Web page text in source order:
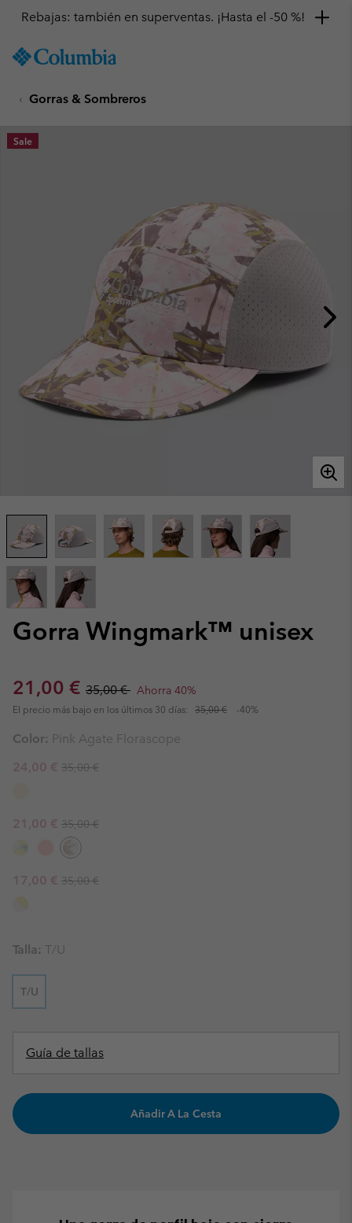
TO
SKIP
MAIN
NAV
Rebajas: también en superventas. ¡Hasta el -50 %!
Gorras & Sombreros
Gorra Wingmark™ unisex
Sale price:
21,00 € Regular price:
35,00 € Ahorra 40%
El precio más bajo en los últimos 30 días: 35,00 € -40%
Sale
Color: Pink Agate Florascope
Sale price:
24,00 € Regular price:
35,00 €
Sale price:
21,00 € Regular price:
35,00 €
Sale price:
17,00 € Regular price:
35,00 €
Talla: T/U
T/U
Guía de tallas
Añadir A La Cesta